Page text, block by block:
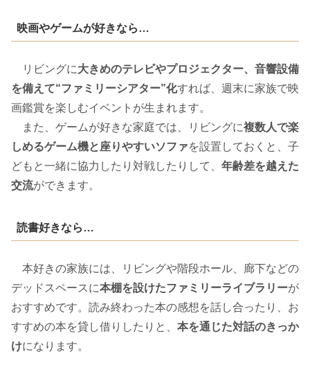
映画やゲームが好きなら…
リビングに大きめのテレビやプロジェクター、音響設備
を備えて“ファミリーシアター”化すれば、週末に家族で映
画鑑賞を楽しむイベントが生まれます。
また、ゲームが好きな家庭では、リビングに複数人で楽
しめるゲーム機と座りやすいソファを設置しておくと、子
どもと一緒に協力したり対戦したりして、 年齢差を越えた
交流ができます。
読書好きなら…
本好きの家族には、リビングや階段ホール、廊下などの
デッドスペースに本棚を設けたファミリーライブラリーが
おすすめです。読み終わった本の感想を話し合ったり、お
すすめの本を貸し借りしたりと、 本を通じた対話のきっか
けになります。